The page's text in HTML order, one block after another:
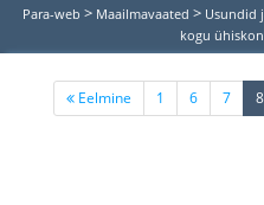
Para-web > Maailmavaated > Usundid
kogu
Eelmine 1 6 7 8